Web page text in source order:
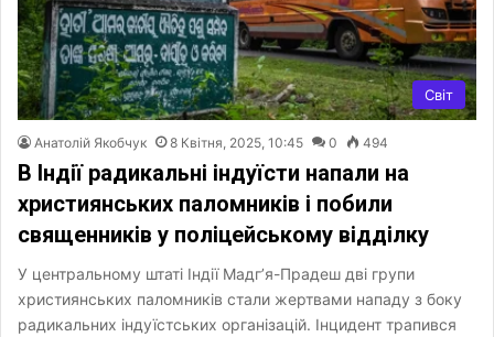
Світ
Анатолій Якобчук 8 Квітня, 2025, 10:45 0 494
В Індії радикальні індуїсти напали на
християнських паломників і побили
священників у поліцейському відділку
У центральному штаті Індії Мадг’я-Прадеш дві групи
християнських паломників стали жертвами нападу з боку
радикальних індуїстських організацій. Інцидент трапився